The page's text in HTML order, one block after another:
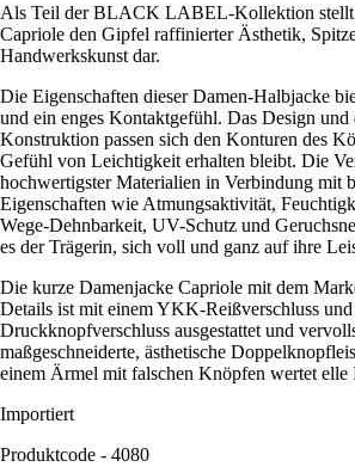
Als Teil der BLACK LABEL-Kollektion stellt
Capriole den Gipfel raffinierter Ästhetik,
Handwerkskunst dar.
Die Eigenschaften dieser Damen-Halbjacke
und ein enges Kontaktgefühl. Das Design und
Konstruktion passen sich den Konturen des
Gefühl von Leichtigkeit erhalten bleibt. Die
hochwertigster Materialien in Verbindung mit
Eigenschaften wie Atmungsaktivität,
Wege-Dehnbarkeit, UV-Schutz und
es der Trägerin, sich voll und ganz auf ihre
Die kurze Damenjacke Capriole mit dem
Details ist mit einem YKK-Reißverschluss und
Druckknopfverschluss ausgestattet und
maßgeschneiderte, ästhetische
einem Ärmel mit falschen Knöpfen wertet elle
Importiert
Produktcode - 4080